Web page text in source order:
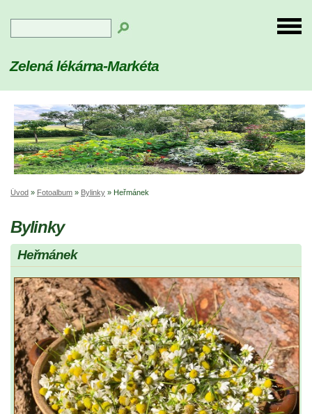
Zelená lékárna-Markéta
Úvod » Fotoalbum » Bylinky » Heřmánek
Bylinky
Heřmánek